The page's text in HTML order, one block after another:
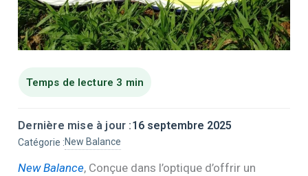
Dernière mise à jour :16 septembre 2025
Catégorie :New Balance
New Balance, Conçue dans l’optique d’offrir un